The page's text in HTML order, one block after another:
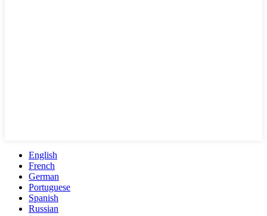
English
French
German
Portuguese
Spanish
Russian